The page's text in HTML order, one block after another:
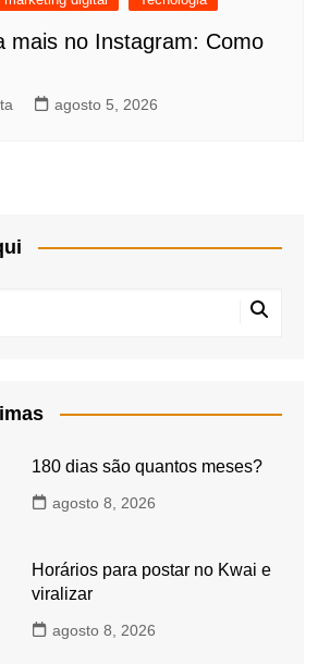
mais no Instagram: Como
agosto 5, 2026
180 dias são quantos meses?
agosto 8, 2026
Horários para postar no Kwai e
viralizar
agosto 8, 2026